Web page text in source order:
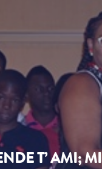
T’ AMI;